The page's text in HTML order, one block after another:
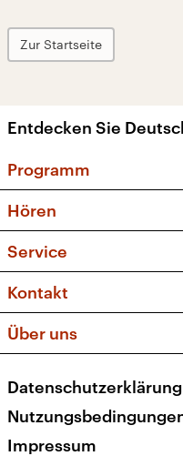
Zur Startseite
Entdecken Sie
Programm
Sendungen und
Musikliste
Kakadu – Das
Hören
Frequenzen
Service
FAQ
Apps
Newsletter
Kontakt
Social Media
Über uns
Presse
Karriere
Transparenz
Datenschutzerklärung
Impressum